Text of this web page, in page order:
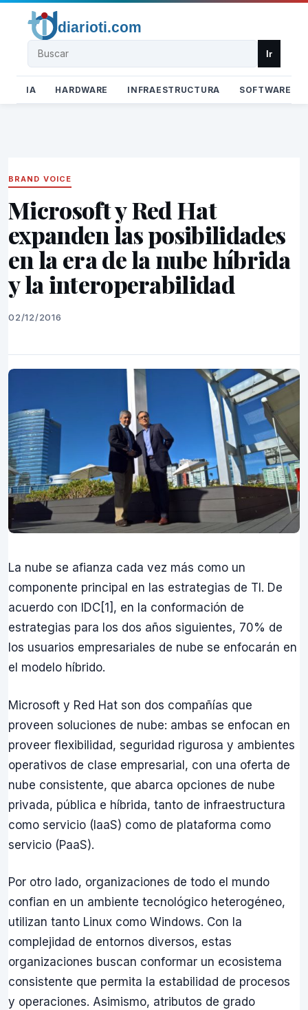
Buscar Ir
IA HARDWARE INFRAESTRUCTURA SOFTWARE
BRAND VOICE
Microsoft y Red Hat
expanden las posibilidades
en la era de la nube híbrida
y la interoperabilidad
02/12/2016
La nube se afianza cada vez más como un
componente principal en las estrategias de TI. De
acuerdo con IDC[1], en la conformación de
estrategias para los dos años siguientes, 70% de
los usuarios empresariales de nube se enfocarán en
el modelo híbrido.
Microsoft y Red Hat son dos compañías que
proveen soluciones de nube: ambas se enfocan en
proveer flexibilidad, seguridad rigurosa y ambientes
operativos de clase empresarial, con una oferta de
nube consistente, que abarca opciones de nube
privada, pública e híbrida, tanto de infraestructura
como servicio (IaaS) como de plataforma como
servicio (PaaS).
Por otro lado, organizaciones de todo el mundo
confian en un ambiente tecnológico heterogéneo,
utilizan tanto Linux como Windows. Con la
complejidad de entornos diversos, estas
organizaciones buscan conformar un ecosistema
consistente que permita la estabilidad de procesos
y operaciones. Asimismo, atributos de grado